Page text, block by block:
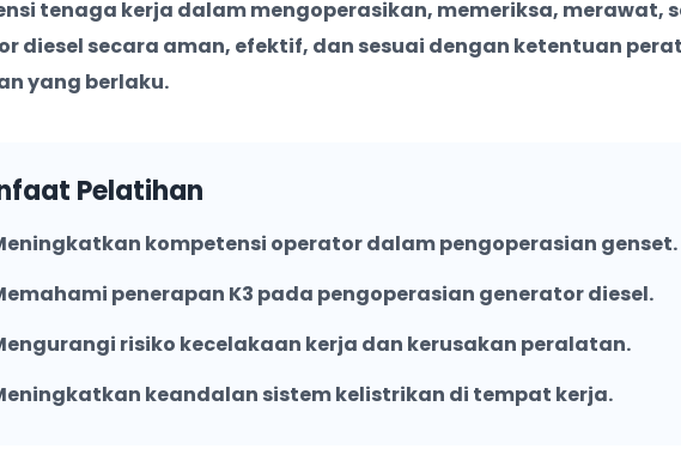
tenaga kerja dalam mengoperasikan, memeriksa, merawat,
diesel secara aman, efektif, dan sesuai dengan ketentuan
yang berlaku.
Pelatihan
kompetensi operator dalam pengoperasian genset.
penerapan K3 pada pengoperasian generator diesel.
risiko kecelakaan kerja dan kerusakan peralatan.
keandalan sistem kelistrikan di tempat kerja.